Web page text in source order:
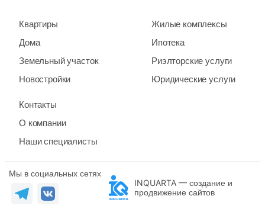
Квартиры
Дома
Земельный участок
Новостройки
Жилые комплексы
Ипотека
Риэлторские услуги
Юридические услуги
Контакты
О компании
Наши специалисты
Мы в социальных сетях
INQUARTA — создание и
продвижение сайтов